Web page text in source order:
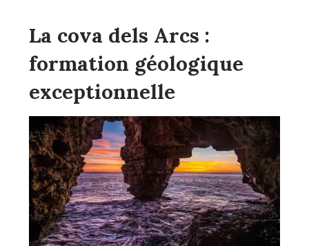
La cova dels Arcs :
formation géologique
exceptionnelle